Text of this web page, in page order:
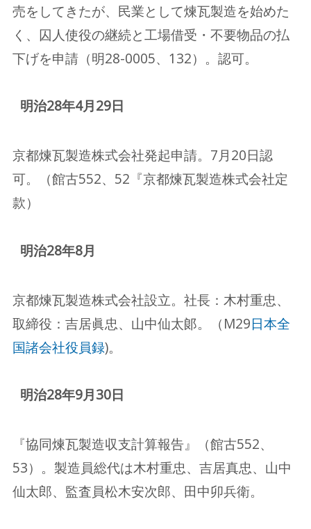
売をしてきたが、民業として煉瓦製造を始めた
く、囚人使役の継続と工場借受・不要物品の払
下げを申請（明28-0005、132）。認可。
明治28年4月29日
京都煉瓦製造株式会社発起申請。7月20日認
可。（館古552、52『京都煉瓦製造株式会社定
款）
明治28年8月
京都煉瓦製造株式会社設立。社長：木村重忠、
取締役：吉居眞忠、山中仙太郞。（M29日本全
国諸会社役員録)。
明治28年9月30日
『協同煉瓦製造収支計算報告』（館古552、
53）。製造員総代は木村重忠、吉居真忠、山中
仙太郎、監査員松木安次郎、田中卯兵衛。